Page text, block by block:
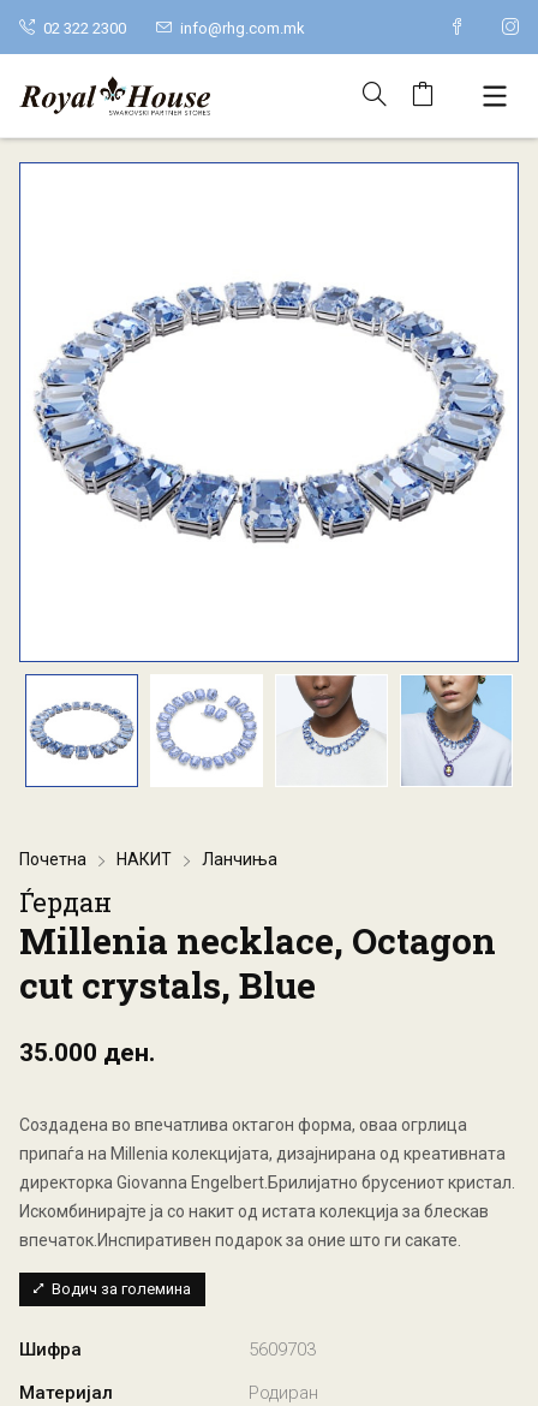
02 322 2300 info@rhg.com.mk
Почетна НАКИТ Ланчиња
Ѓердан
Millenia necklace, Octagon
cut crystals, Blue
35.000 ден.
Создаденa во впечатлива октагон форма, оваa огрлица
припаѓа на Millenia колекцијата, дизајнирана од креативната
директорка Giovanna Engelbert.Брилијатно брусениот кристал.
Искомбинирајте ja со накит од истата колекција за блескав
впечаток.Инспиративен подарок за оние што ги сакате.
Водич за големина
Шифра
5609703
Материјал
Родиран